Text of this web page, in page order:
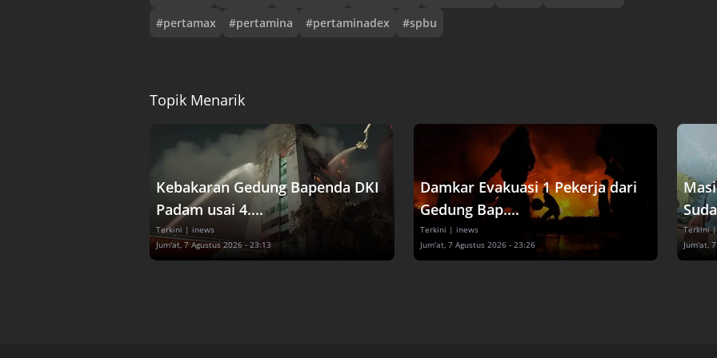
#pertamax #pertamina #pertaminadex #spbu
Topik Menarik
Kebakaran Gedung Bapenda DKI
Padam usai 4....
Terkini | inews
Jum'at, 7 Agustus 2026 - 23:13
Damkar Evakuasi 1 Pekerja dari
Gedung Bap....
Terkini | inews
Jum'at, 7 Agustus 2026 - 23:26
Terkini
Jum'at,